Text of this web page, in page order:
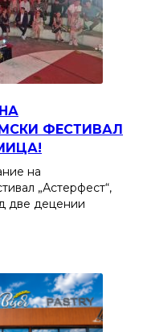
ФЕСТИВАЛ
на
„Астерфест“,
две децении